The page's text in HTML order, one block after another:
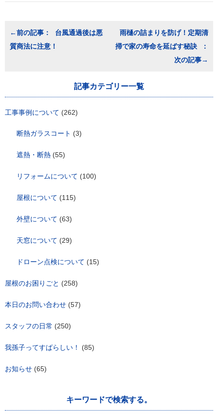
ナ
ョ
台風通過後は悪
質商法に注意！
雨樋の詰まりを防げ！定期清
掃で家の寿命を延ばす秘訣
記事カテゴリー一覧
工事事例について (262)
断熱ガラスコート (3)
遮熱・断熱 (55)
リフォームについて (100)
屋根について (115)
外壁について (63)
天窓について (29)
ドローン点検について (15)
屋根のお困りごと (258)
本日のお問い合わせ (57)
スタッフの日常 (250)
我孫子ってすばらしい！ (85)
お知らせ (65)
キーワードで検索する。